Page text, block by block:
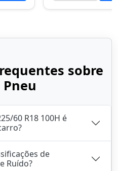
sobre
60 R18 100H é
de
Ruído?